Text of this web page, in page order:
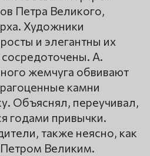
Петра Великого,
Художники
и элегантны их
А.
жемчуга обвивают
камни
Объяснял, переучивал,
годами привычки.
также неясно, как
Великим.